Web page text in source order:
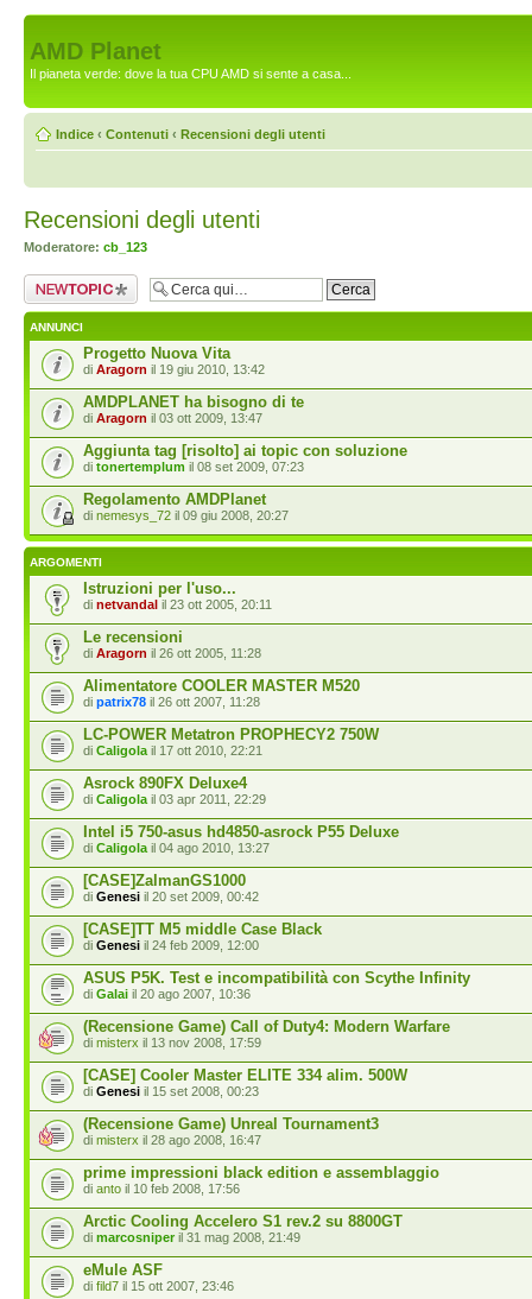
AMD Planet
Il pianeta verde: dove la tua CPU AMD si sente a casa...
Indice ‹ Contenuti ‹ Recensioni degli utenti
Recensioni degli utenti
Moderatore: cb_123
Scrivi un nuovo
argomento
ANNUNCI
Progetto Nuova Vita
di Aragorn il 19 giu 2010, 13:42
AMDPLANET ha bisogno di te
di Aragorn il 03 ott 2009, 13:47
Aggiunta tag [risolto] ai topic con soluzione
di tonertemplum il 08 set 2009, 07:23
Regolamento AMDPlanet
di nemesys_72 il 09 giu 2008, 20:27
ARGOMENTI
Istruzioni per l'uso...
di netvandal il 23 ott 2005, 20:11
Le recensioni
di Aragorn il 26 ott 2005, 11:28
Alimentatore COOLER MASTER M520
di patrix78 il 26 ott 2007, 11:28
LC-POWER Metatron PROPHECY2 750W
di Caligola il 17 ott 2010, 22:21
Asrock 890FX Deluxe4
di Caligola il 03 apr 2011, 22:29
Intel i5 750-asus hd4850-asrock P55 Deluxe
di Caligola il 04 ago 2010, 13:27
[CASE]ZalmanGS1000
di Genesi il 20 set 2009, 00:42
[CASE]TT M5 middle Case Black
di Genesi il 24 feb 2009, 12:00
ASUS P5K. Test e incompatibilità con Scythe Infinity
di Galai il 20 ago 2007, 10:36
(Recensione Game) Call of Duty4: Modern Warfare
di misterx il 13 nov 2008, 17:59
[CASE] Cooler Master ELITE 334 alim. 500W
di Genesi il 15 set 2008, 00:23
(Recensione Game) Unreal Tournament3
di misterx il 28 ago 2008, 16:47
prime impressioni black edition e assemblaggio
di anto il 10 feb 2008, 17:56
Arctic Cooling Accelero S1 rev.2 su 8800GT
di marcosniper il 31 mag 2008, 21:49
eMule ASF
di fild7 il 15 ott 2007, 23:46